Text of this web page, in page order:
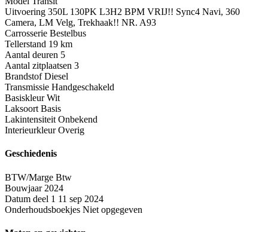
Uitvoering 350L 130PK L3H2 BPM VRIJ!! Sync4 Navi, 360
Camera, LM Velg, Trekhaak!! NR. A93
Carrosserie Bestelbus
Tellerstand 19 km
Aantal deuren 5
Aantal zitplaatsen 3
Brandstof Diesel
Transmissie Handgeschakeld
Basiskleur Wit
Laksoort Basis
Lakintensiteit Onbekend
Interieurkleur Overig
Geschiedenis
BTW/Marge Btw
Bouwjaar 2024
Datum deel 1 11 sep 2024
Onderhoudsboekjes Niet opgegeven